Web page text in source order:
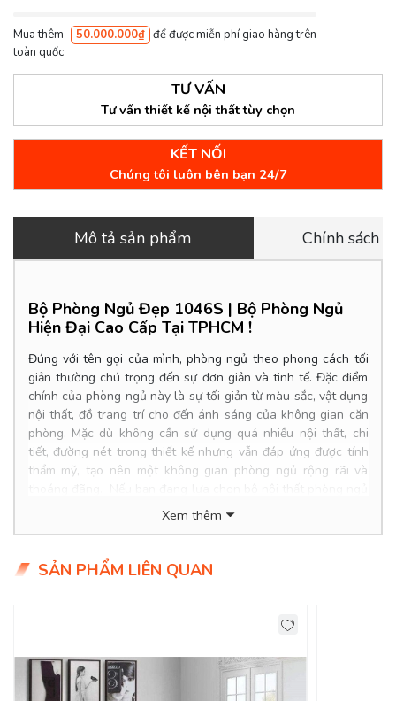
Mua thêm 50.000.000₫ để được miễn phí giao hàng trên
toàn quốc
TƯ VẤN
Tư vấn thiết kế nội thất tùy chọn
KẾT NỐI
Chúng tôi luôn bên bạn 24/7
Mô tả sản phẩm Chính sách
Bộ Phòng Ngủ Đẹp 1046S | Bộ Phòng Ngủ
Hiện Đại Cao Cấp Tại TPHCM !
Đúng với tên gọi của mình, phòng ngủ theo phong cách tối
giản thường chú trọng đến sự đơn giản và tinh tế. Đặc điểm
chính của phòng ngủ này là sự tối giản từ màu sắc, vật dụng
nội thất, đồ trang trí cho đến ánh sáng của không gian căn
phòng. Mặc dù không cần sử dụng quá nhiều nội thất, chi
tiết, đường nét trong thiết kế nhưng vẫn đáp ứng được tính
thẩm mỹ, tạo nên một không gian phòng ngủ rộng rãi và
đẹp phong cách tối giản, hãy tham khảo ngay
Product Info
Kích thước:
Delivery Free: Miễn Phí Giao Hàng Nội Thành HCM, Biên
Hoà, TDM Bình Dương
Xem thêm
SẢN PHẨM LIÊN QUAN